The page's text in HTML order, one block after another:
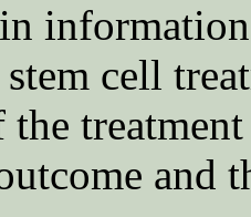
cell
and